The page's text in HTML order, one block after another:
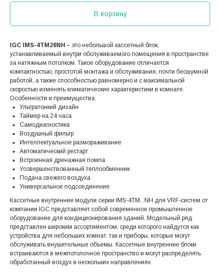
В корзину
IGC IMS-4TM28NH – это небольшой кассетный блок,
устанавливаемый внутри обслуживаемого помещения в пространстве
за натяжным потолком. Такое оборудование отличается
компактностью, простотой монтажа и обслуживания, почти бесшумной
работой, а также способностью равномерно и с максимальной
скоростью изменять климатические характеристики в комнате.
Особенности и преимущества:
Ультратонкий дизайн
Таймер на 24 часа
Самодиагностика
Воздушный фильтр
Интеллектуальное размораживание
Автоматический рестарт
Встроенная дренажная помпа
Усовершенствованный теплообменник
Подача свежего воздуха
Универсальное подсоединение
Кассетные внутренние модули серии IMS-4TM...NH для VRF-систем от
компании IGC представляет собой современное промышленное
оборудование для кондиционирования зданий. Модельный ряд
представлен широким ассортиментом, среди которого найдутся как
устройства для небольших комнат, так и приборы, которые могут
обслуживать внушительные объемы. Кассетные внутренние блоки
встраиваются в межпотолочное пространство и могут распределять
обработанный воздух в нескольких направлениях.